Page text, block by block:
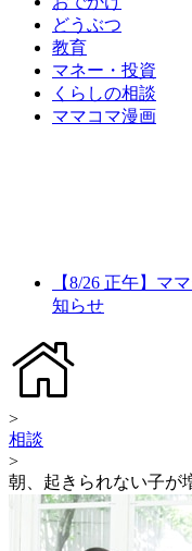
どうぶつ
教育
マネー・投資
くらしの相談
ママコマ漫画
【8/26 正午】マ
知らせ
>
相談
>
朝、起きられない子が